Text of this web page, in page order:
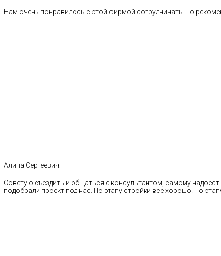
Нам очень понравилось с этой фирмой сотрудничать. По
Алина Сергеевич:
Советую съездить и общаться с консультантом, самому
подобрали проект под нас. По этапу стройки все хорошо. По